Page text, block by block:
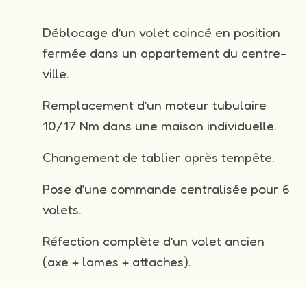
Déblocage d’un volet coincé en position
fermée dans un appartement du centre-
ville.
Remplacement d’un moteur tubulaire
10/17 Nm dans une maison individuelle.
Changement de tablier après tempête.
Pose d’une commande centralisée pour 6
volets.
Réfection complète d’un volet ancien
(axe + lames + attaches).